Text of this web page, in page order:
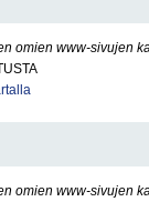
omien www-sivujen
omien www-sivujen